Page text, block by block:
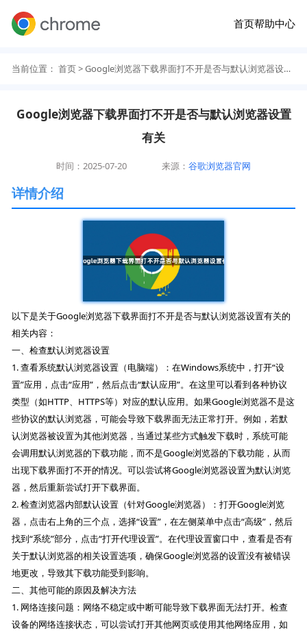
首页帮助中心
当前位置： 首页> Google浏览器下载界面打不开是否与默认浏览器设置有关
Google浏览器下载界面打不开是否与默认浏览器设置
有关
时间：2025-07-20 来源：谷歌浏览器官网
详情介绍
以下是关于Google浏览器下载界面打不开是否与默认浏览器设置有关的
相关内容：
一、检查默认浏览器设置
1. 查看系统默认浏览器设置（电脑端）：在Windows系统中，打开“设
置”应用，点击“应用”，然后点击“默认应用”。在这里可以看到各种协议
类型（如HTTP、HTTPS等）对应的默认应用。如果Google浏览器不是这
些协议的默认浏览器，可能会导致下载界面无法正常打开。例如，若默
认浏览器被设置为其他浏览器，当通过某些方式触发下载时，系统可能
会调用默认浏览器的下载功能，而不是Google浏览器的下载功能，从而
出现下载界面打不开的情况。可以尝试将Google浏览器设置为默认浏览
器，然后重新尝试打开下载界面。
2. 检查浏览器内部默认设置（针对Google浏览器）：打开Google浏览
器，点击右上角的三个点，选择“设置”，在左侧菜单中点击“高级”，然后
找到“系统”部分，点击“打开代理设置”。在代理设置窗口中，查看是否有
关于默认浏览器的相关设置选项，确保Google浏览器的设置没有被错误
地更改，导致其下载功能受到影响。
二、其他可能的原因及解决方法
1. 网络连接问题：网络不稳定或中断可能导致下载界面无法打开。检查
设备的网络连接状态，可以尝试打开其他网页或使用其他网络应用，如